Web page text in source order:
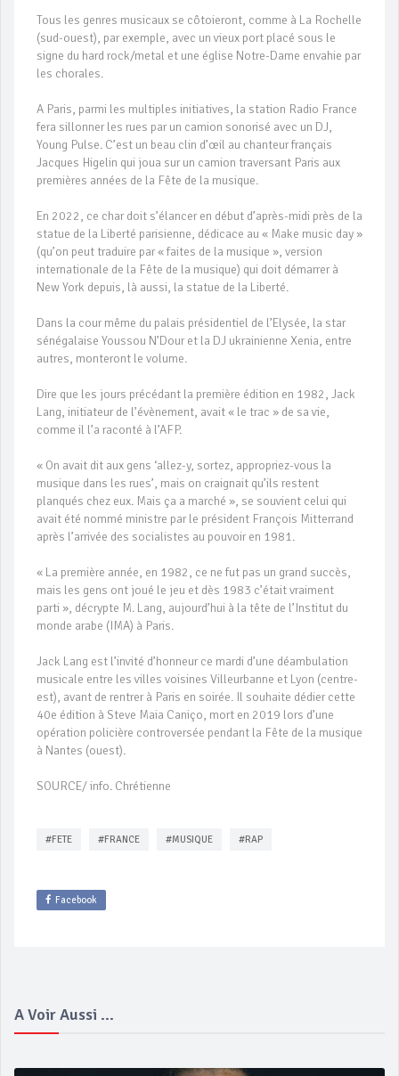
Tous les genres musicaux se côtoieront, comme à La Rochelle
(sud-ouest), par exemple, avec un vieux port placé sous le
signe du hard rock/metal et une église Notre-Dame envahie par
les chorales.
A Paris, parmi les multiples initiatives, la station Radio France
fera sillonner les rues par un camion sonorisé avec un DJ,
Young Pulse. C’est un beau clin d’œil au chanteur français
Jacques Higelin qui joua sur un camion traversant Paris aux
premières années de la Fête de la musique.
En 2022, ce char doit s’élancer en début d’après-midi près de la
statue de la Liberté parisienne, dédicace au « Make music day »
(qu’on peut traduire par « faites de la musique », version
internationale de la Fête de la musique) qui doit démarrer à
New York depuis, là aussi, la statue de la Liberté.
Dans la cour même du palais présidentiel de l’Elysée, la star
sénégalaise Youssou N’Dour et la DJ ukrainienne Xenia, entre
autres, monteront le volume.
Dire que les jours précédant la première édition en 1982, Jack
Lang, initiateur de l’évènement, avait « le trac » de sa vie,
comme il l’a raconté à l’AFP.
« On avait dit aux gens ‘allez-y, sortez, appropriez-vous la
musique dans les rues’, mais on craignait qu’ils restent
planqués chez eux. Mais ça a marché », se souvient celui qui
avait été nommé ministre par le président François Mitterrand
après l’arrivée des socialistes au pouvoir en 1981.
« La première année, en 1982, ce ne fut pas un grand succès,
mais les gens ont joué le jeu et dès 1983 c’était vraiment
parti », décrypte M. Lang, aujourd’hui à la tête de l’Institut du
monde arabe (IMA) à Paris.
Jack Lang est l’invité d’honneur ce mardi d’une déambulation
musicale entre les villes voisines Villeurbanne et Lyon (centre-
est), avant de rentrer à Paris en soirée. Il souhaite dédier cette
40e édition à Steve Maia Caniço, mort en 2019 lors d’une
opération policière controversée pendant la Fête de la musique
à Nantes (ouest).
SOURCE/ info. Chrétienne
#FETE #FRANCE #MUSIQUE #RAP
Facebook
A Voir Aussi ...